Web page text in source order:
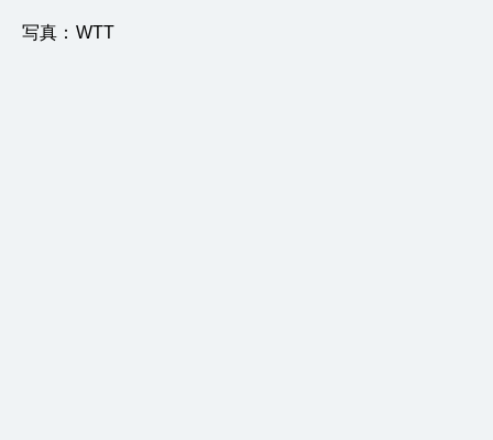
写真：WTT